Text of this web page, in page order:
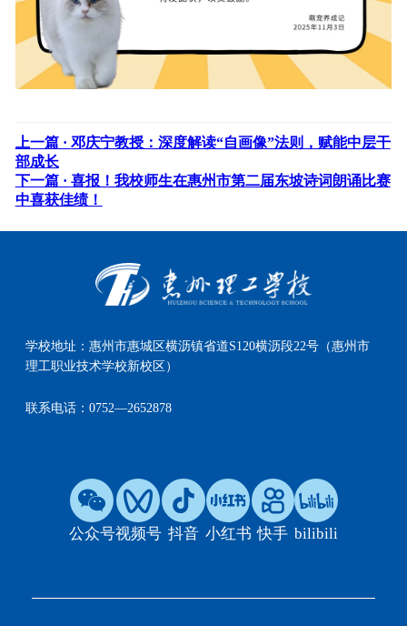
上一篇 · 邓庆宁教授：深度解读“自画像”法则，赋能中层干
部成长
下一篇 · 喜报！我校师生在惠州市第二届东坡诗词朗诵比赛
中喜获佳绩！
学校地址：惠州市惠城区横沥镇省道S120横沥段22号（惠州市
理工职业技术学校新校区）
联系电话：0752—2652878
公众号视频号 抖音 小红书 快手 bilibili